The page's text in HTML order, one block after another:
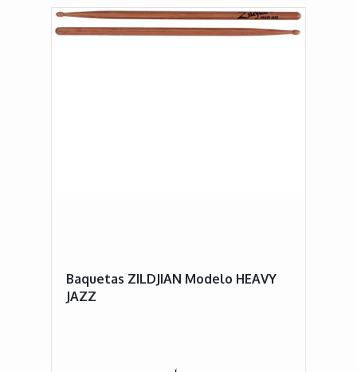
Baquetas ZILDJIAN Modelo HEAVY
JAZZ